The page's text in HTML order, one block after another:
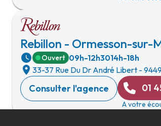
Rebillon - Ormesson-sur-
Ouvert 09h-12h3014h-18h
33-37 Rue Du Dr André Libert -
Consulter l'agence 01
A votre